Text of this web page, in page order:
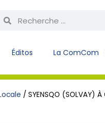
Éditos La ComCom
/ SYENSQO (SOLVAY) À